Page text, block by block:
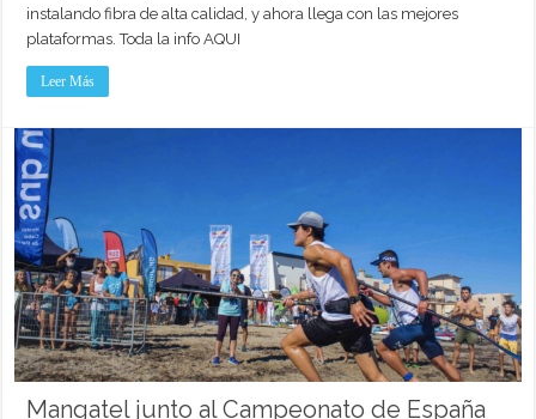
instalando fibra de alta calidad, y ahora llega con las mejores
plataformas. Toda la info AQUI
Leer Más
Mangatel junto al Campeonato de España